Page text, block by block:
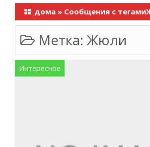
дома » Сообщения с
Метка: Жюли
Интересное